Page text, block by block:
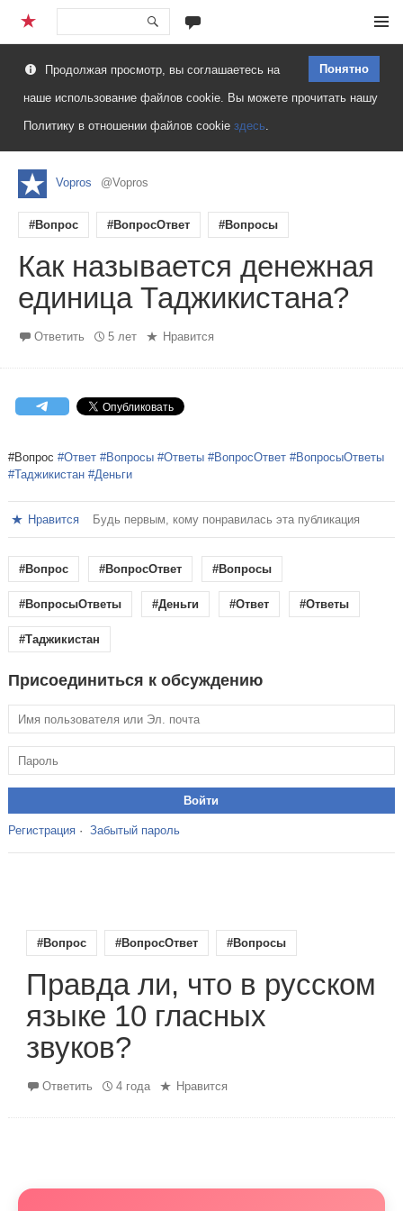
Перейти
содержимому
Понятно
Продолжая просмотр, вы соглашаетесь на
наше использование файлов cookie. Вы можете прочитать нашу
Политику в отношении файлов cookie здесь.
Vopros @Vopros
#Вопрос #ВопросОтвет #Вопросы
Как называется денежная
единица Таджикистана?
Ответить 5 лет Нравится
#Вопрос #Ответ #Вопросы #Ответы #ВопросОтвет #ВопросыОтветы
#Таджикистан #Деньги
Нравится Будь первым, кому понравилась эта публикация
#Вопрос #ВопросОтвет #Вопросы
#ВопросыОтветы #Деньги #Ответ #Ответы
#Таджикистан
Присоединиться к обсуждению
Регистрация· Забытый пароль
#Вопрос #ВопросОтвет #Вопросы
Правда ли, что в русском
языке 10 гласных
звуков?
Ответить 4 года Нравится